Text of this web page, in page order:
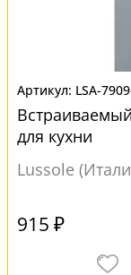
LSA-
для кухни
Lussole
915 ₽